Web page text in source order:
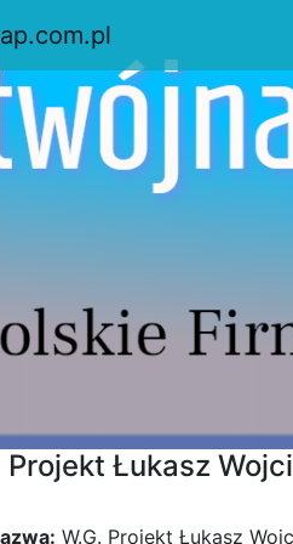
Projekt Łukasz
W.G. Projekt Łukasz